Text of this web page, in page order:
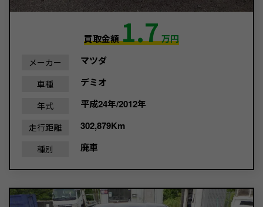
買取金額1.7万円
メーカー マツダ
車種 デミオ
年式 平成24年/2012年
走行距離 302,879Km
種別 廃車